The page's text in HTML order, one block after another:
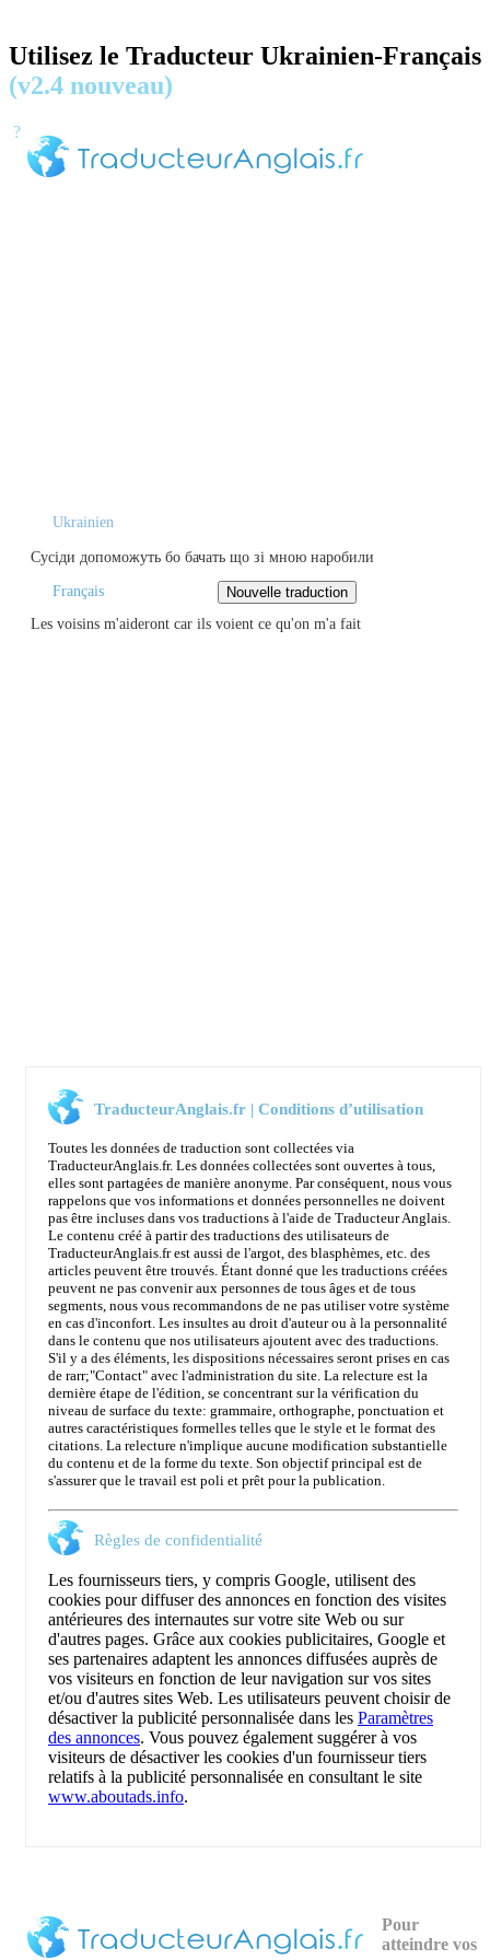
Utilisez le Traducteur Ukrainien-Français
(v2.4 nouveau)
?
Ukrainien
Сусіди допоможуть бо бачать що зі мною наробили
Français
Les voisins m'aideront car ils voient ce qu'on m'a fait
TraducteurAnglais.fr | Conditions d’utilisation
Toutes les données de traduction sont collectées via
TraducteurAnglais.fr. Les données collectées sont ouvertes à tous,
elles sont partagées de manière anonyme. Par conséquent, nous vous
rappelons que vos informations et données personnelles ne doivent
pas être incluses dans vos traductions à l'aide de Traducteur Anglais.
Le contenu créé à partir des traductions des utilisateurs de
TraducteurAnglais.fr est aussi de l'argot, des blasphèmes, etc. des
articles peuvent être trouvés. Étant donné que les traductions créées
peuvent ne pas convenir aux personnes de tous âges et de tous
segments, nous vous recommandons de ne pas utiliser votre système
en cas d'inconfort. Les insultes au droit d'auteur ou à la personnalité
dans le contenu que nos utilisateurs ajoutent avec des traductions.
S'il y a des éléments, les dispositions nécessaires seront prises en cas
de rarr;"Contact" avec l'administration du site. La relecture est la
dernière étape de l'édition, se concentrant sur la vérification du
niveau de surface du texte: grammaire, orthographe, ponctuation et
autres caractéristiques formelles telles que le style et le format des
citations. La relecture n'implique aucune modification substantielle
du contenu et de la forme du texte. Son objectif principal est de
s'assurer que le travail est poli et prêt pour la publication.
Règles de confidentialité
Les fournisseurs tiers, y compris Google, utilisent des
cookies pour diffuser des annonces en fonction des visites
antérieures des internautes sur votre site Web ou sur
d'autres pages. Grâce aux cookies publicitaires, Google et
ses partenaires adaptent les annonces diffusées auprès de
vos visiteurs en fonction de leur navigation sur vos sites
et/ou d'autres sites Web. Les utilisateurs peuvent choisir de
désactiver la publicité personnalisée dans les Paramètres
des annonces. Vous pouvez également suggérer à vos
visiteurs de désactiver les cookies d'un fournisseur tiers
relatifs à la publicité personnalisée en consultant le site
www.aboutads.info.
Pour
atteindre vos